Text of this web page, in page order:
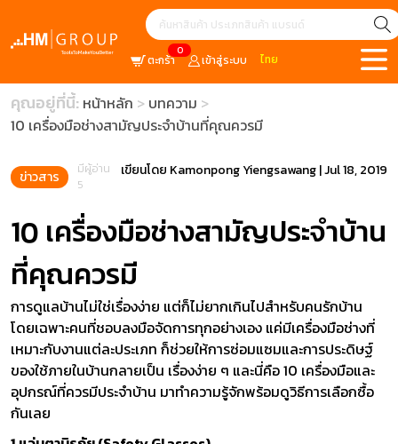
0
ตะกร้า เข้าสู่ระบบ ไทย
คุณอยู่ที่นี้: หน้าหลัก
บทความ
10 เครื่องมือช่างสามัญประจำบ้านที่คุณควรมี
ข่าวสาร
มีผู้อ่าน
5
เขียนโดย Kamonpong Yiengsawang|Jul 18, 2019
10 เครื่องมือช่างสามัญประจำบ้าน
ที่คุณควรมี
การดูแลบ้านไม่ใช่เรื่องง่าย แต่ก็ไม่ยากเกินไปสำหรับคนรักบ้าน
โดยเฉพาะคนที่ชอบลงมือจัดการทุกอย่างเอง แค่มีเครื่องมือช่างที่
เหมาะกับงานแต่ละประเภท ก็ช่วยให้การซ่อมแซมและการประดิษฐ์
ของใช้ภายในบ้านกลายเป็น เรื่องง่าย ๆ และนี่คือ 10 เครื่องมือและ
อุปกรณ์ที่ควรมีประจำบ้าน มาทำความรู้จักพร้อมดูวิธีการเลือกซื้อ
กันเลย